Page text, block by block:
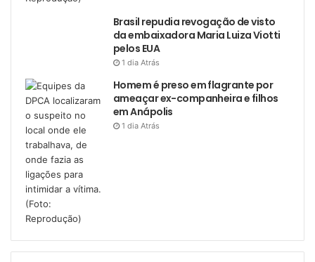
Brasil repudia revogação de visto
da embaixadora Maria Luiza Viotti
pelos EUA
1 dia Atrás
Homem é preso em flagrante por
ameaçar ex-companheira e filhos
em Anápolis
1 dia Atrás